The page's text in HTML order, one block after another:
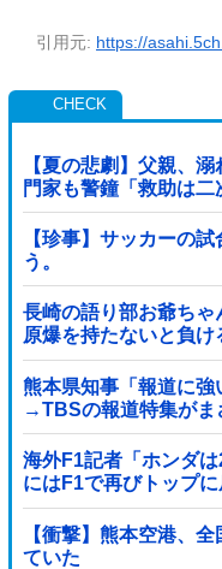
引用元: https://
【夏の悲劇】父親、
門家も警鐘「救助は二
【珍事】サッカーの
う。
長崎の語り部お爺ちゃ
原爆を持たないと負
代表（85）も中学生
熊本県知事「報道に強
→TBSの報道特集がま
海外F1記者「ホンダ
にはF1で再びトップ
【衝撃】熊本空港、
ていた